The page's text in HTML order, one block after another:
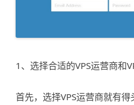
1、选择合适的VPS运营商和
首先，选择VPS运营商就有